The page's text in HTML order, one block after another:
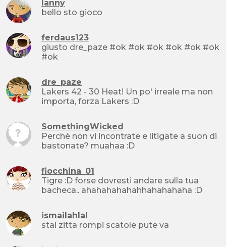
lanny
bello sto gioco
ferdaus123
giusto dre_paze #ok #ok #ok #ok #ok #ok
#ok
dre_paze
Lakers 42 - 30 Heat! Un po' irreale ma non
importa, forza Lakers :D
SomethingWicked
Perchè non vi incontrate e litigate a suon di
bastonate? muahaa :D
fiocchina_01
Tigre :D forse dovresti andare sulla tua
bacheca.. ahahahahahahhahahahaha :D
ismailahlal
stai zitta rompi scatole pute va